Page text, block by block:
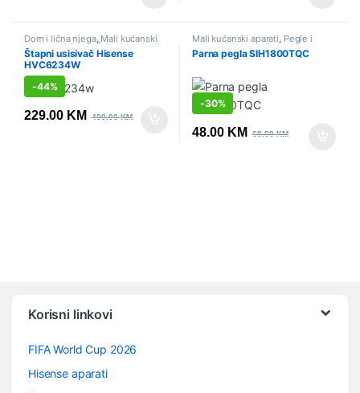
Dom i lična njega, Mali kućanski
aparati, Sniženo, Štapni usisivači
Štapni usisivač Hisense
HVC6234W
-44%
229.00 KM 409.00KM
Mali kućanski aparati, Pegle i
parne stanice ,Sniženo
Parna pegla SIH1800TQC
-30%
48.00 KM 69.00KM
Korisni linkovi
FIFA World Cup 2026
Hisense aparati